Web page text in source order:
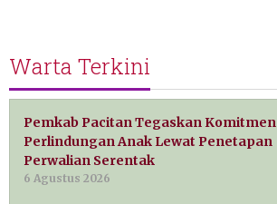
Warta Terkini
Pemkab Pacitan Tegaskan Komitmen
Perlindungan Anak Lewat Penetapan
Perwalian Serentak
6 Agustus 2026